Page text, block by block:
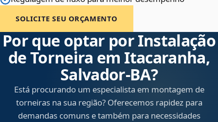
SOLICITE SEU ORÇAMENTO
Por que optar por Instalação
de Torneira em Itacaranha,
Salvador‑BA?
Está procurando um especialista em montagem de
torneiras na sua região? Oferecemos rapidez para
demandas comuns e também para necessidades